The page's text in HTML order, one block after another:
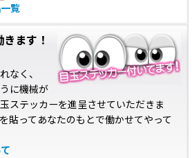
覧
ます！
なく、
に機械が
ステッカーを進呈させていただきま
貼ってあなたのもとで働かせてやって